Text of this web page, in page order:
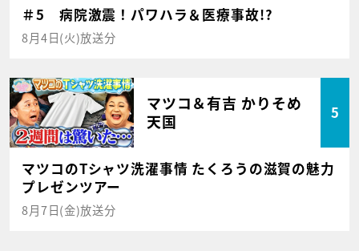
＃5 病院激震！パワハラ＆医療事故!?
8月4日(火)放送分
マツコ＆有吉 かりそめ
天国
5
マツコのTシャツ洗濯事情 たくろうの滋賀の魅力
プレゼンツアー
8月7日(金)放送分